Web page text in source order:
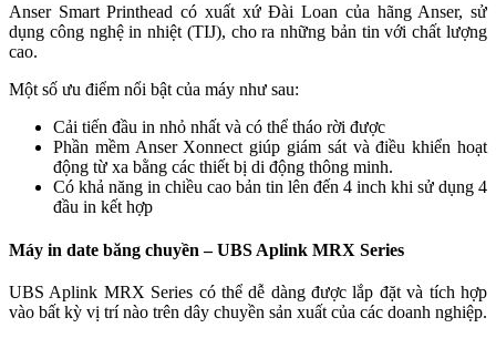
Anser Smart Printhead có xuất xứ Đài Loan của hãng Anser, sử
dụng công nghệ in nhiệt (TIJ), cho ra những bản tin với chất lượng
cao.
Một số ưu điểm nổi bật của máy như sau:
Cải tiến đầu in nhỏ nhất và có thể tháo rời được
Phần mềm Anser Xonnect giúp giám sát và điều khiển hoạt
động từ xa bằng các thiết bị di động thông minh.
Có khả năng in chiều cao bản tin lên đến 4 inch khi sử dụng 4
đầu in kết hợp
Máy in date băng chuyền – UBS Aplink MRX Series
UBS Aplink MRX Series có thể dễ dàng được lắp đặt và tích hợp
vào bất kỳ vị trí nào trên dây chuyền sản xuất của các doanh nghiệp.